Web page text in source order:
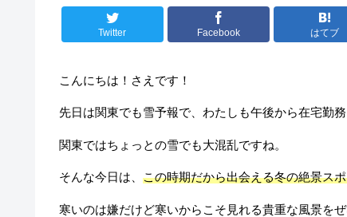
Twitter Facebook はてブ
こんにちは！さえです！
先日は関東でも雪予報で、わたしも午後から在宅勤務
関東ではちょっとの雪でも大混乱ですね。
そんな今日は、 この時期だから出会える冬の絶景ス
寒いのは嫌だけど寒いからこそ見れる貴重な風景を